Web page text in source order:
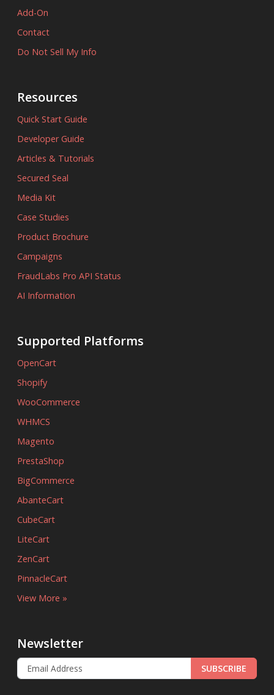
Add-On
Contact
Do Not Sell My Info
Resources
Quick Start Guide
Developer Guide
Articles & Tutorials
Secured Seal
Media Kit
Case Studies
Product Brochure
Campaigns
FraudLabs Pro API Status
AI Information
Supported Platforms
OpenCart
Shopify
WooCommerce
WHMCS
Magento
PrestaShop
BigCommerce
AbanteCart
CubeCart
LiteCart
ZenCart
PinnacleCart
View More »
Newsletter
SUBSCRIBE